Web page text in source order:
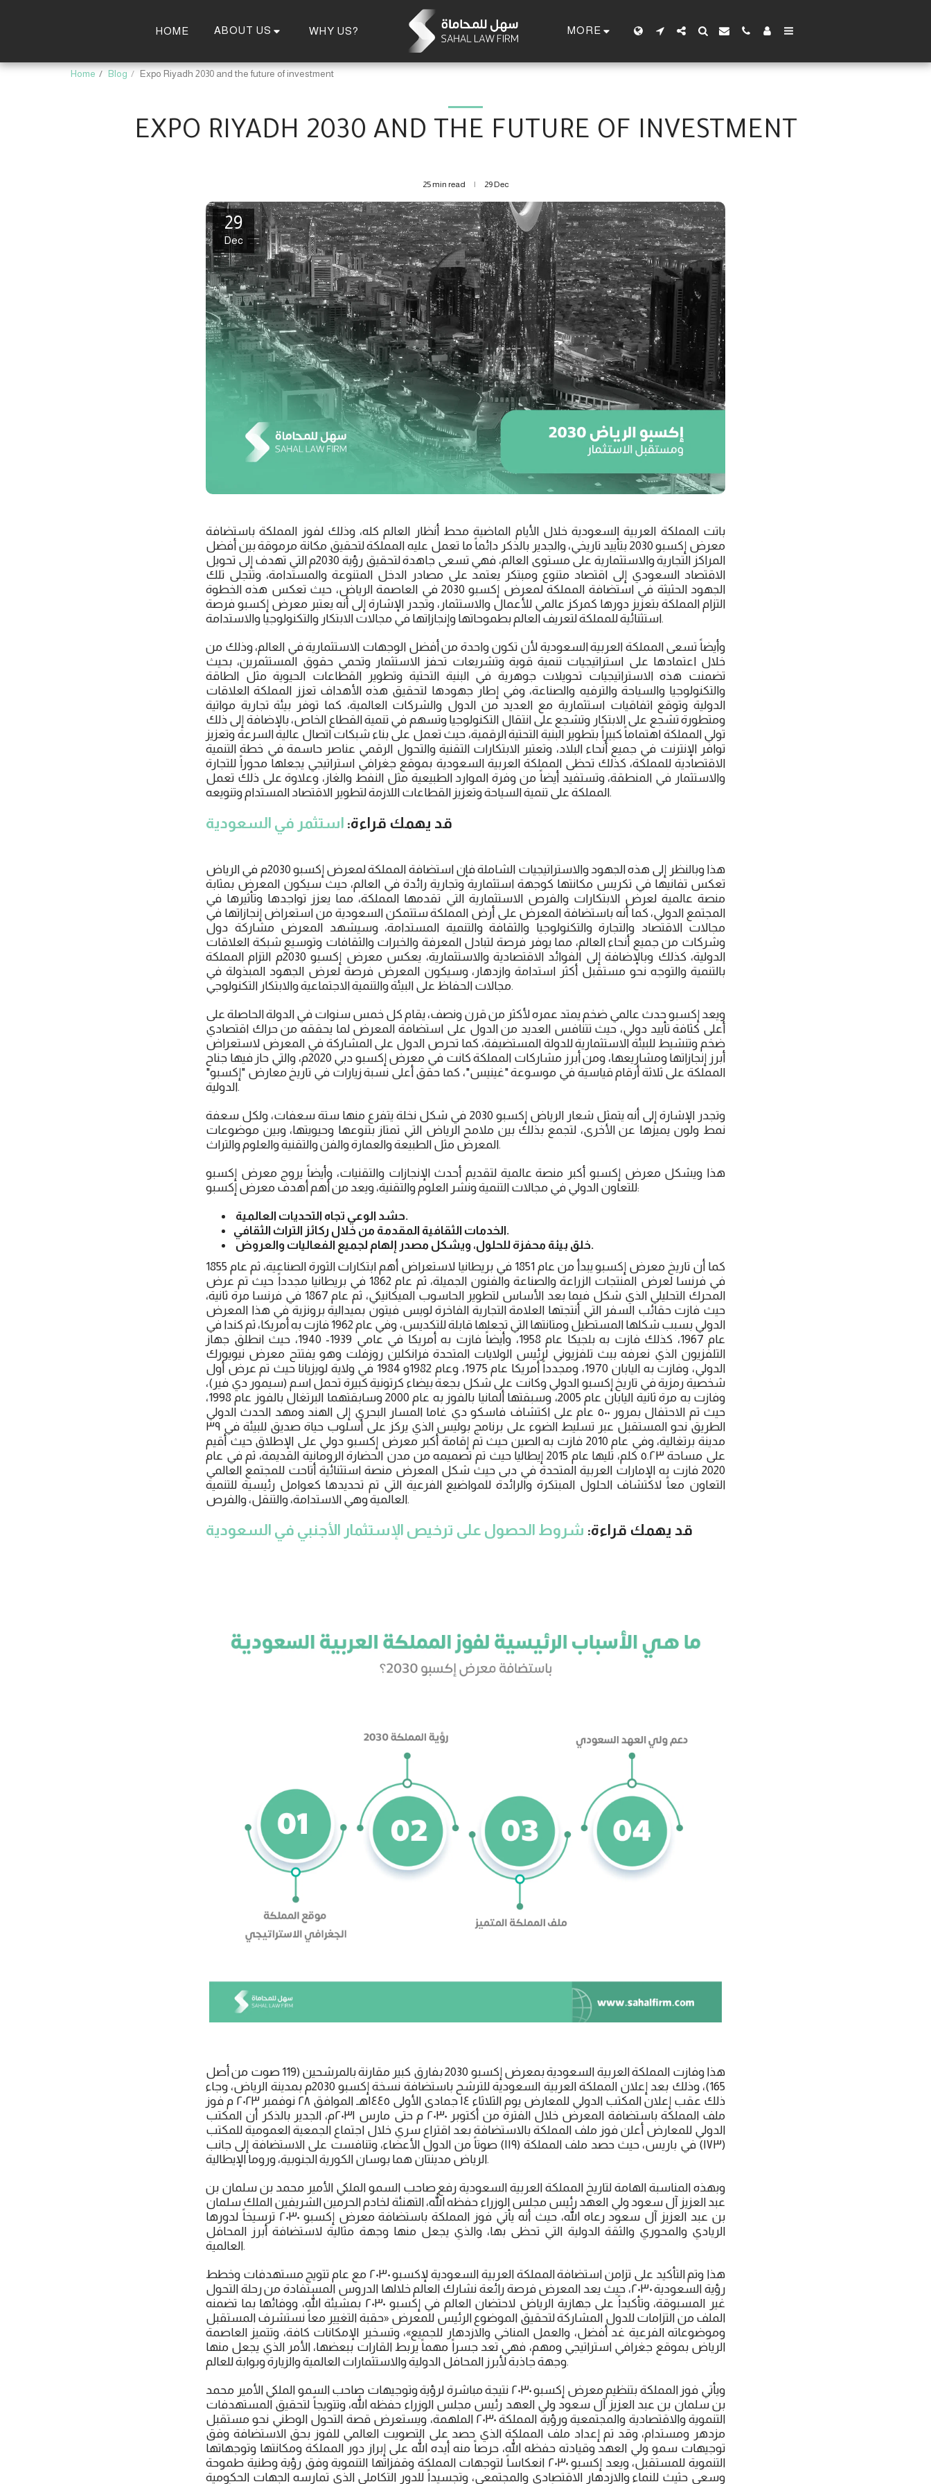
HOME ABOUT US WHY US? MORE
Home Blog Expo Riyadh 2030 and the future of investment
EXPO RIYADH 2030 AND THE FUTURE OF INVESTMENT
25 min read 29Dec
29
Dec
باتت المملكة العربية السعودية خلال الأيام الماضية محط أنظار العالم كله، وذلك لفوز المملكة باستضافة
معرض إكسبو 2030 بتأييد تاريخي، والجدير بالذكر دائماً ما تعمل عليه المملكة لتحقيق مكانة مرموقة بين أفضل
المراكز التجارية والاستثمارية على مستوى العالم، فهي تسعى جاهدة لتحقيق رؤية 2030م التي تهدف إلى تحويل
الاقتصاد السعودي إلى اقتصاد متنوع ومبتكر يعتمد على مصادر الدخل المتنوعة والمستدامة، وتتجلى تلك
الجهود الحثيثة في استضافة المملكة لمعرض إكسبو 2030 في العاصمة الرياض، حيث تعكس هذه الخطوة
التزام المملكة بتعزيز دورها كمركز عالمي للأعمال والاستثمار، وتجدر الإشارة إلى أنه يعتبر معرض إكسبو فرصة
استثنائية للمملكة لتعريف العالم بطموحاتها وإنجازاتها في مجالات الابتكار والتكنولوجيا والاستدامة.
وأيضاً تسعى المملكة العربية السعودية لأن تكون واحدة من أفضل الوجهات الاستثمارية في العالم، وذلك من
خلال اعتمادها على استراتيجيات تنمية قوية وتشريعات تحفز الاستثمار وتحمي حقوق المستثمرين، بحيث
تضمنت هذه الاستراتيجيات تحويلات جوهرية في البنية التحتية وتطوير القطاعات الحيوية مثل الطاقة
والتكنولوجيا والسياحة والترفيه والصناعة، وفي إطار جهودها لتحقيق هذه الأهداف تعزز المملكة العلاقات
الدولية وتوقع اتفاقيات استثمارية مع العديد من الدول والشركات العالمية، كما توفر بيئة تجارية مواتية
ومتطورة تشجع على الابتكار وتشجع على انتقال التكنولوجيا وتسهم في تنمية القطاع الخاص، بالإضافة إلى ذلك
تولي المملكة اهتماماً كبيراً بتطوير البنية التحتية الرقمية، حيث تعمل على بناء شبكات اتصال عالية السرعة وتعزيز
توافر الإنترنت في جميع أنحاء البلاد، وتعتبر الابتكارات التقنية والتحول الرقمي عناصر حاسمة في خطة التنمية
الاقتصادية للمملكة، كذلك تحظى المملكة العربية السعودية بموقع جغرافي استراتيجي يجعلها محوراً للتجارة
والاستثمار في المنطقة، وتستفيد أيضاً من وفرة الموارد الطبيعية مثل النفط والغاز، وعلاوة على ذلك تعمل
المملكة على تنمية السياحة وتعزيز القطاعات اللازمة لتطوير الاقتصاد المستدام وتنويعه.
قد يهمك قراءة: استثمر في السعودية
هذا وبالنظر إلى هذه الجهود والاستراتيجيات الشاملة فإن استضافة المملكة لمعرض إكسبو 2030م في الرياض
تعكس تفانيها في تكريس مكانتها كوجهة استثمارية وتجارية رائدة في العالم، حيث سيكون المعرض بمثابة
منصة عالمية لعرض الابتكارات والفرص الاستثمارية التي تقدمها المملكة، مما يعزز تواجدها وتأثيرها في
المجتمع الدولي، كما أنه باستضافة المعرض على أرض المملكة ستتمكن السعودية من استعراض إنجازاتها في
مجالات الاقتصاد والتجارة والتكنولوجيا والثقافة والتنمية المستدامة، وسيشهد المعرض مشاركة دول
وشركات من جميع أنحاء العالم، مما يوفر فرصة لتبادل المعرفة والخبرات والثقافات وتوسيع شبكة العلاقات
الدولية، كذلك وبالإضافة إلى الفوائد الاقتصادية والاستثمارية، يعكس معرض إكسبو 2030م التزام المملكة
بالتنمية والتوجه نحو مستقبل أكثر استدامة وازدهار، وسيكون المعرض فرصة لعرض الجهود المبذولة في
مجالات الحفاظ على البيئة والتنمية الاجتماعية والابتكار التكنولوجي.
ويعد إكسبو حدث عالمي ضخم يمتد عمره لأكثر من قرن ونصف، يقام كل خمس سنوات في الدولة الحاصلة على
أعلى كثافة تأييد دولي، حيث تتنافس العديد من الدول على استضافة المعرض لما يحققه من حراك اقتصادي
ضخم وتنشيط للبيئة الاستثمارية للدولة المستضيفة، كما تحرص الدول على المشاركة في المعرض لاستعراض
أبرز إنجازاتها ومشاريعها، ومن أبرز مشاركات المملكة كانت في معرض إكسبو دبي 2020م، والتي حاز فيها جناح
المملكة على ثلاثة أرقام قياسية في موسوعة "غينيس"، كما حقق أعلى نسبة زيارات في تاريخ معارض "إكسبو"
الدولية.
وتجدر الإشارة إلى أنه يتمثل شعار الرياض إكسبو 2030 في شكل نخلة يتفرع منها ستة سعفات، ولكل سعفة
نمط ولون يميزها عن الأخرى، لتجمع بذلك بين ملامح الرياض التي تمتاز بتنوعها وحيويتها، وبين موضوعات
المعرض مثل الطبيعة والعمارة والفن والتقنية والعلوم والتراث.
هذا ويشكل معرض إكسبو أكبر منصة عالمية لتقديم أحدث الإنجازات والتقنيات، وأيضاً يروج معرض إكسبو
للتعاون الدولي في مجالات التنمية ونشر العلوم والتقنية، ويعد من أهم أهدف معرض إكسبو:
حشد الوعي تجاه التحديات العالمية.
الخدمات الثقافية المقدمة من خلال ركائز التراث الثقافي.
خلق بيئة محفزة للحلول، ويشكل مصدر إلهام لجميع الفعاليات والعروض.
كما أن تاريخ معرض إكسبو يبدأ من عام 1851 في بريطانيا لاستعراض أهم ابتكارات الثورة الصناعية، ثم عام 1855
في فرنسا لعرض المنتجات الزراعة والصناعة والفنون الجميلة، ثم عام 1862 في بريطانيا مجدداً حيث تم عرض
المحرك التحليلي الذي شكل فيما بعد الأساس لتطوير الحاسوب الميكانيكي، ثم عام 1867 في فرنسا مرة ثانية،
حيث فازت حقائب السفر التي أنتجتها العلامة التجارية الفاخرة لويس فيتون بميدالية برونزية في هذا المعرض
الدولي بسبب شكلها المستطيل ومتانتها التي تجعلها قابلة للتكديس، وفي عام 1962 فازت به أمريكا، ثم كندا في
عام 1967، كذلك فازت به بلجيكا عام 1958، وأيضاً فازت به أمريكا في عامي 1939- 1940، حيث انطلق جهاز
التلفزيون الذي نعرفه ببث تلفزيوني لرئيس الولايات المتحدة فرانكلين روزفلت وهو يفتتح معرض نيويورك
الدولي، وفازت به اليابان 1970، ومجدداً أمريكا عام 1975، وعام 1982و 1984 في ولاية لويزيانا حيث تم عرض أول
شخصية رمزية في تاريخ إكسبو الدولي وكانت على شكل بجعة بيضاء كرتونية كبيرة تحمل اسم (سيمور دي فير)،
وفازت به مرة ثانية اليابان عام 2005، وسبقتها ألمانيا بالفوز به عام 2000 وسابقتهما البرتغال بالفوز عام 1998،
حيث تم الاحتفال بمرور ٥٠٠ عام على اكتشاف فاسكو دي غاما المسار البحري إلى الهند ومهد الحدث الدولي
الطريق نحو المستقبل عبر تسليط الضوء على برنامج بوليس الذي يركز على أسلوب حياة صديق للبيئة في ٣٩
مدينة برتغالية، وفي عام 2010 فازت به الصين حيث تم إقامة أكبر معرض إكسبو دولي على الإطلاق حيث أقيم
على مساحة ٥.٢٣ كلم، تليها عام 2015 إيطاليا حيث تم تصميمه من مدن الحضارة الرومانية القديمة، ثم في عام
2020 فازت به الإمارات العربية المتحدة في دبى حيث شكل المعرض منصة استثنائية أتاحت للمجتمع العالمي
التعاون معاً لاكتشاف الحلول المبتكرة والرائدة للمواضيع الفرعية التي تم تحديدها كعوامل رئيسية للتنمية
العالمية وهي الاستدامة، والتنقل، والفرص.
قد يهمك قراءة: شروط الحصول على ترخيص الإستثمار الأجنبي في السعودية
هذا وفازت المملكة العربية السعودية بمعرض إكسبو 2030 بفارق كبير مقارنة بالمرشحين (119 صوت من أصل
165)، وذلك بعد إعلان المملكة العربية السعودية للترشح باستضافة نسخة إكسبو 2030م بمدينة الرياض، وجاء
ذلك عقب إعلان المكتب الدولي للمعارض يوم الثلاثاء ١٤ جمادى الأولى ١٤٤٥هـ الموافق ٢٨ نوفمبر ۲۰۲۳ م فوز
ملف المملكة باستضافة المعرض خلال الفترة من أكتوبر ۲۰۳۰ م حتى مارس ۲۰۳۱م، الجدير بالذكر أن المكتب
الدولي للمعارض أعلن فوز ملف المملكة بالاستضافة بعد اقتراع سري خلال اجتماع الجمعية العمومية للمكتب
(۱۷۳) في باريس، حيث حصد ملف المملكة (۱۱۹) صوتاً من الدول الأعضاء، وتنافست على الاستضافة إلى جانب
الرياض مدينتان هما بوسان الكورية الجنوبية، وروما الإيطالية.
وبهذه المناسبة الهامة لتاريخ المملكة العربية السعودية رفع صاحب السمو الملكي الأمير محمد بن سلمان بن
عبد العزيز آل سعود ولي العهد رئيس مجلس الوزراء حفظه الله، التهنئة لخادم الحرمين الشريفين الملك سلمان
بن عبد العزيز آل سعود رعاه الله، حيث أنه يأتي فوز المملكة باستضافة معرض إكسبو ۲۰۳۰ ترسيخاً لدورها
الريادي والمحوري والثقة الدولية التي تحظى بها، والذي يجعل منها وجهة مثالية لاستضافة أبرز المحافل
العالمية.
هذا وتم التأكيد على تزامن استضافة المملكة العربية السعودية لإكسبو ٢٠٣٠ مع عام تتويج مستهدفات وخطط
رؤية السعودية ٢٠٣٠، حيث يعد المعرض فرصة رائعة نشارك العالم خلالها الدروس المستفادة من رحلة التحول
غير المسبوقة، وتأكيداً على جهازية الرياض لاحتضان العالم في إكسبو ۲۰۳۰ بمشيئة الله، ووفائها بما تضمنه
الملف من التزامات للدول المشاركة لتحقيق الموضوع الرئيس للمعرض «حقبة التغيير معاً نستشرف المستقبل
وموضوعاته الفرعية غد أفضل، والعمل المناخي والازدهار للجميع»، وتسخير الإمكانات كافة، وتتميز العاصمة
الرياض بموقع جغرافي استراتيجي ومهم، فهي تعد جسراً مهماً يربط القارات ببعضها، الأمر الذي يجعل منها
وجهة جاذبة لأبرز المحافل الدولية والاستثمارات العالمية والزيارة وبوابة للعالم.
ويأتي فوز المملكة بتنظيم معرض إكسبو ۲۰۳۰ نتيجة مباشرة لرؤية وتوجيهات صاحب السمو الملكي الأمير محمد
بن سلمان بن عبد العزيز آل سعود ولي العهد رئيس مجلس الوزراء حفظه الله، وتتويجاً لتحقيق المستهدفات
التنموية والاقتصادية والمجتمعية ورؤية المملكة ۲۰۳۰ الملهمة، ويستعرض قصة التحول الوطني نحو مستقبل
مزدهر ومستدام، وقد تم إعداد ملف المملكة الذي حصد على التصويت العالمي للفوز بحق الاستضافة وفق
توجيهات سمو ولي العهد وقيادته حفظه الله، حرصاً منه أيده الله على إبراز دور المملكة ومكانتها وتوجهاتها
التنموية للمستقبل، ويعد إكسبو ۲۰۳۰ انعكاساً لتوجهات المملكة وقفزاتها التنموية وفق رؤية وطنية طموحة
وسعي حثيث للنماء والازدهار الاقتصادي والمجتمعي، وتجسيداً للدور التكاملي الذي تمارسه الجهات الحكومية